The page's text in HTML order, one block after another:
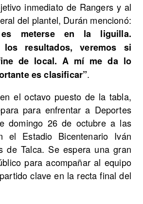
inmediato de Rangers y al
del plantel, Durán mencionó:
meterse en la liguilla.
los resultados, veremos si
de local. A mí me da lo
es clasificar”.
el octavo puesto de la tabla,
para enfrentar a Deportes
domingo 26 de octubre a las
el Estadio Bicentenario Iván
de Talca. Se espera una gran
para acompañar al equipo
clave en la recta final del